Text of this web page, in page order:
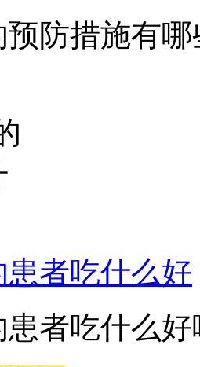
防措施有
者吃什么好
者吃什么